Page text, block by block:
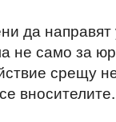
да направят
не само за
срещу
вносителите.